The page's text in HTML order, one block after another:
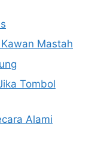
Mastah
Tombol
Alami